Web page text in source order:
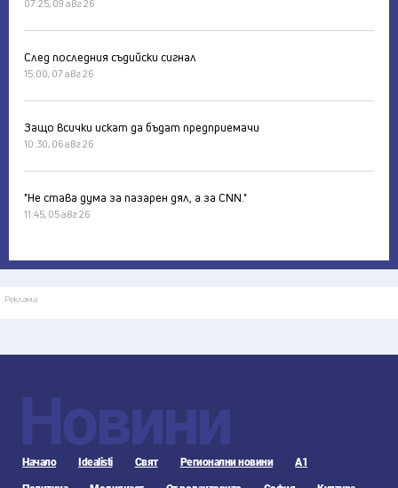
07:25, 09 авг 26
След последния съдийски сигнал
15:00, 07 авг 26
Защо всички искат да бъдат предприемачи
10:30, 06 авг 26
"Не става дума за пазарен дял, а за CNN."
11:45, 05 авг 26
Реклама
Новини
Начало Idealisti Свят Регионални новини А1